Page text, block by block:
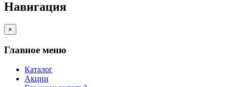
Навигация
×
Главное меню
Каталог
Акции